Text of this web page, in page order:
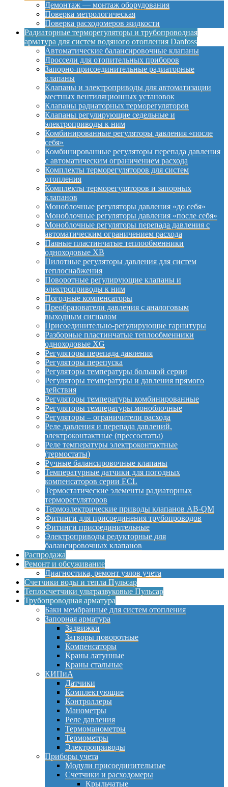
Демонтаж — монтаж оборудования
Поверка метрологическая
Поверка расходомеров жидкости
Радиаторные терморегуляторы и трубопроводная
арматура для систем водяного отопления Danfoss
Автоматические балансировочные клапаны
Дроссели для отопительных приборов
Запорно-присоединительные радиаторные
клапаны
Клапаны и электроприводы для автоматизации
местных вентиляционных установок
Клапаны радиаторных терморегуляторов
Клапаны регулирующие седельные и
электроприводы к ним
Комбинированные регуляторы давления «после
себя»
Комбинированные регуляторы перепада давления
с автоматическим ограничением расхода
Комплекты терморегуляторов для систем
отопления
Комплекты терморегуляторов и запорных
клапанов
Моноблочные регуляторы давления «до себя»
Моноблочные регуляторы давления «после себя»
Моноблочные регуляторы перепада давления с
автоматическим ограничением расхода
Паяные пластинчатые теплообменники
одноходовые XB
Пилотные регуляторы давления для систем
теплоснабжения
Поворотные регулирующие клапаны и
электроприводы к ним
Погодные компенсаторы
Преобразователи давления с аналоговым
выходным сигналом
Присоединительно-регулирующие гарнитуры
Разборные пластинчатые теплообменники
одноходовые XG
Регуляторы перепада давления
Регуляторы перепуска
Регуляторы температуры большой серии
Регуляторы температуры и давления прямого
действия
Регуляторы температуры комбинированные
Регуляторы температуры моноблочные
Регуляторы – ограничители расхода
Реле давления и перепада давлений,
электроконтактные (прессостаты)
Реле температуры электроконтактные
(термостаты)
Ручные балансировочные клапаны
Температурные датчики для погодных
компенсаторов серии ECL
Термостатические элементы радиаторных
терморегуляторов
Термоэлектрические приводы клапанов AB-QM
Фитинги для присоединения трубопроводов
Фитинги присоединительные
Электроприводы редукторные для
балансировочных клапанов
Распродажа
Ремонт и обсуживание
Диагностика, ремонт узлов учета
Счетчики воды и тепла Пульсар
Теплосчетчики ультразвуковые Пульсар
Трубопроводная арматура
Баки мембранные для систем отопления
Запорная арматура
Задвижки
Затворы поворотные
Компенсаторы
Краны латунные
Краны стальные
КИПиА
Датчики
Комплектующие
Контроллеры
Манометры
Реле давления
Термоманометры
Термометры
Электроприводы
Приборы учета
Модули присоединительные
Счетчики и расходомеры
Крыльчатые